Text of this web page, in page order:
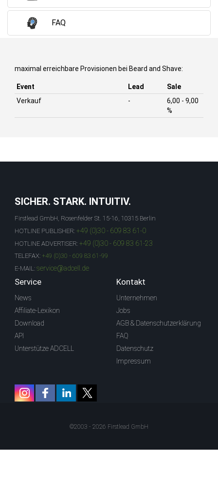
FAQ
maximal erreichbare Provisionen bei Beard and Shave:
Event Lead
Sale
Verkauf
-
6,00 - 9,00
%
SICHER. STARK. INTUITIV.
Firstlead GmbH, Rosenfelder St. 15-16, 10315 Berlin
HOTLINE PUBLISHER: +49 (0)30 - 609 83 61-0
HOTLINE ADVERTISER: +49 (0)30 - 609 83 61-23
TELEFAX: +49 (0)30 - 609 83 61-99
E-MAIL: service@adcell.de
Service
News
Affiliate-Lexikon
Download
API
Unterstütze ADCELL
Kontakt
Unternehmen
Jobs
AGB & Datenschutzerklärung
FAQ
Datenschutz
Impressum
©2003 - 2026 Firstlead GmbH